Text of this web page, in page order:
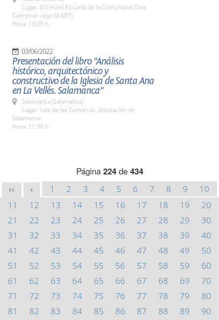
Lugar: IES Hotel Escuela de la Comunidad (Ctra.
Colmenar viejo M-607)
Hora: 13:00 h.
03/06/2022
Presentación del libro "Análisis
histórico, arquitectónico y
constructivo de la Iglesia de Santa Ana
en La Vellés. Salamanca"
Salamanca (Salamanca)
Lugar: Sala de las Comarcas. Diputación de
Salamanca
Hora: 11:30 h.
Página 224de 434
<< < 1 2 3 4 5 6 7 8 9
10
11
12 13 14 15 16 17 18 19
20
21
22 23 24 25 26 27 28 29
30
31
32 33 34 35 36 37 38 39
40
41
42 43 44 45 46 47 48 49
50
51
52 53 54 55 56 57 58 59
60
61
62 63 64 65 66 67 68 69
70
71
72 73 74 75 76 77 78 79
80
81
82 83 84 85 86 87 88 89
90